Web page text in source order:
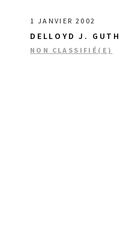
1 JANVIER 2002
DELLOYD J. GUTH
NON CLASSIFIÉ(E)